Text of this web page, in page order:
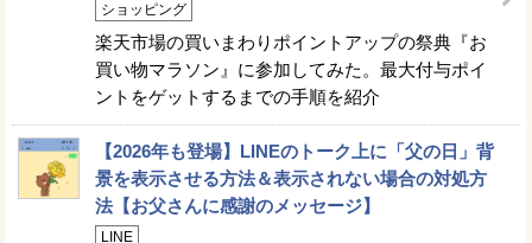
ショッピング
楽天市場の買いまわりポイントアップの祭典『お
買い物マラソン』に参加してみた。最大付与ポイ
ントをゲットするまでの手順を紹介
【2026年も登場】LINEのトーク上に「父の日」背
景を表示させる方法＆表示されない場合の対処方
法【お父さんに感謝のメッセージ】
LINE